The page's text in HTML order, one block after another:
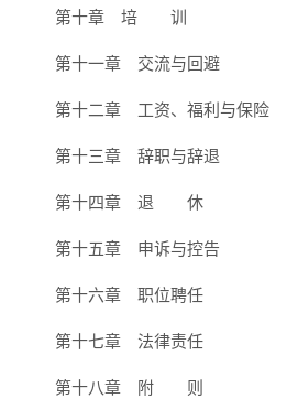
第十章 培 训
第十一章 交流与回避
第十二章 工资、福利与保险
第十三章 辞职与辞退
第十四章 退 休
第十五章 申诉与控告
第十六章 职位聘任
第十七章 法律责任
第十八章 附 则